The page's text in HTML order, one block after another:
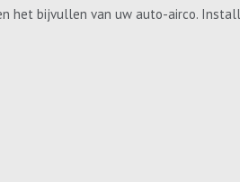
het bijvullen van uw auto-airco.